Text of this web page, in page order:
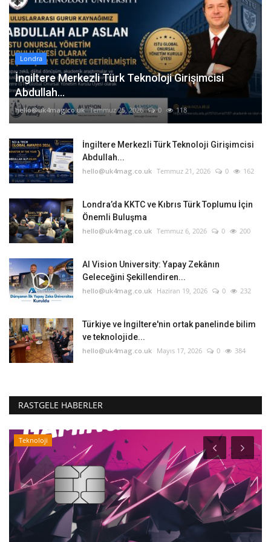
Londra
İngiltere Merkezli Türk Teknoloji Girişimcisi
Abdullah...
hello@uk4mag.co.uk Temmuz 25, 2026 0 118
İngiltere Merkezli Türk Teknoloji Girişimcisi
Abdullah...
hello@uk4mag.co.uk Temmuz 21, 2026 0 162
Londra’da KKTC ve Kıbrıs Türk Toplumu İçin
Önemli Buluşma
hello@uk4mag.co.uk Temmuz 6, 2026 0 200
AI Vision University: Yapay Zekânın
Geleceğini Şekillendiren...
hello@uk4mag.co.uk Haziran 19, 2026 0 232
Türkiye ve İngiltere'nin ortak panelinde bilim
ve teknolojide...
hello@uk4mag.co.uk Mayıs 17, 2026 0 384
RASTGELE HABERLER
Teknoloji